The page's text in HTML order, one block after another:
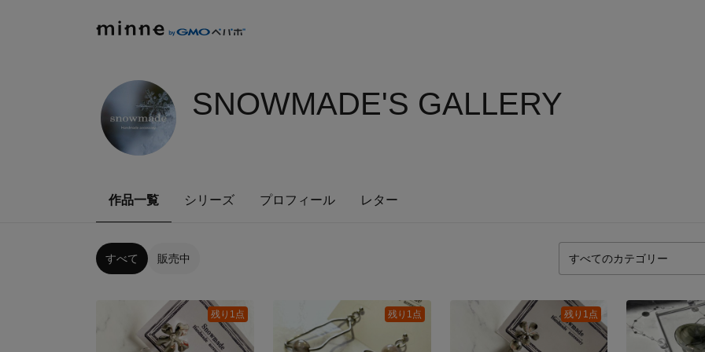
SNOWMADE'S GALLERY
作品一覧 シリーズ プロフィール レター
すべて 販売中
残り1点 残り1点 残り1点